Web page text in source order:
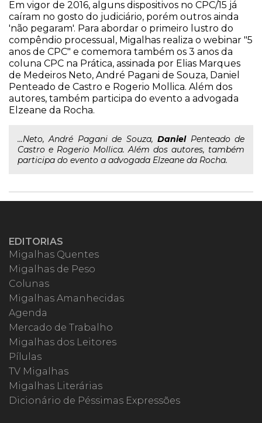
Em vigor de 2016, alguns dispositivos no CPC/15 já
caíram no gosto do judiciário, porém outros ainda
'não pegaram'. Para abordar o primeiro lustro do
compêndio processual, Migalhas realiza o webinar "5
anos de CPC" e comemora também os 3 anos da
coluna CPC na Prática, assinada por Elias Marques
de Medeiros Neto, André Pagani de Souza, Daniel
Penteado de Castro e Rogerio Mollica. Além dos
autores, também participa do evento a advogada
Elzeane da Rocha.
...Neto, André Pagani de Souza,DanielPenteado de
Castro e Rogerio Mollica. Além dos autores, também
participa do evento a advogada Elzeane da Rocha.
EDITORIAS
Migalhas Quentes
Migalhas de Peso
Colunas
Migalhas Amanhecidas
Agenda
Mercado de Trabalho
Migalhas dos Leitores
Pílulas
TV Migalhas
Migalhas Literárias
Dicionário de Péssimas Expressões